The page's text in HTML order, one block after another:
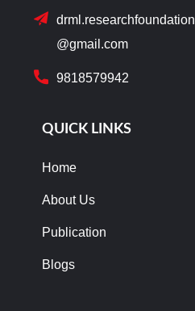
drml.researchfoundation
@gmail.com
9818579942
QUICK LINKS
Home
About Us
Publication
Blogs